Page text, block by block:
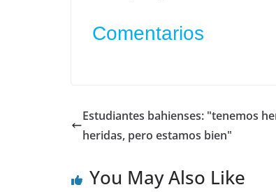
Comentarios
Estudiantes bahienses: "tenemos
heridas, pero estamos bien"
You May Also Like